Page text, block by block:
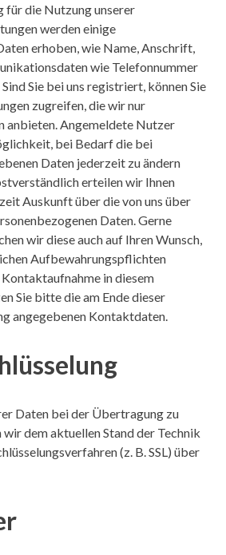
für die Nutzung unserer
werden einige
erhoben, wie Name, Anschrift,
wie Telefonnummer
Sie bei uns registriert, können Sie
zugreifen, die wir nur
anbieten. Angemeldete Nutzer
bei Bedarf die bei
Daten jederzeit zu ändern
erteilen wir Ihnen
Auskunft über die von uns über
Daten. Gerne
wir diese auch auf Ihren Wunsch,
Aufbewahrungspflichten
in diesem
Sie bitte die am Ende dieser
angegebenen Kontaktdaten.
Daten bei der Übertragung zu
wir dem aktuellen Stand der Technik
(z. B. SSL) über